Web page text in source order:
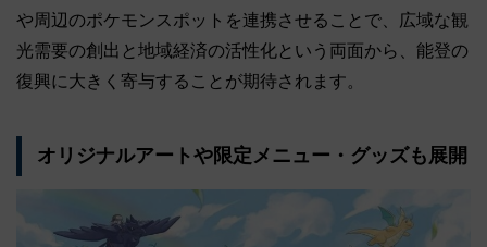
や周辺のポケモンスポットを連携させることで、広域な観
光需要の創出と地域経済の活性化という両面から、能登の
復興に大きく寄与することが期待されます。
オリジナルアートや限定メニュー・グッズも展開